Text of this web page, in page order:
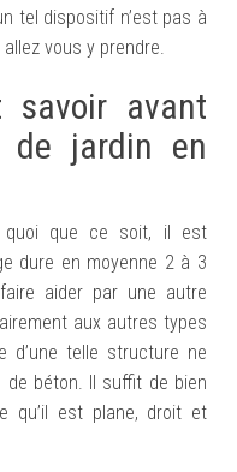
tel dispositif n’est pas à
vous y prendre.
savoir avant
de jardin en
quoi que ce soit, il est
dure en moyenne 2 à 3
aider par une autre
aux autres types
d’une telle structure ne
béton. Il suffit de bien
qu’il est plane, droit et